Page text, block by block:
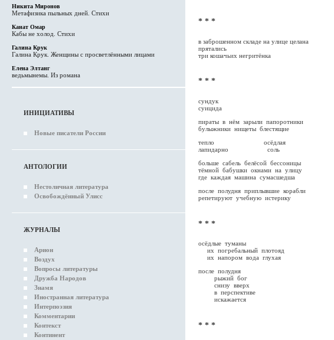
Никита Миронов
Метафизика пыльных дней. Стихи
Канат Омар
Кабы не холод. Стихи
Галина Крук
Галина Крук. Женщины с просветлёнными лицами
Елена Элтанг
ведьмынемы. Из романа
ИНИЦИАТИВЫ
Новые писатели России
АНТОЛОГИИ
Нестоличная литература
Освобождённый Улисс
ЖУРНАЛЫ
Арион
Воздух
Вопросы литературы
Дружба Народов
Знамя
Иностранная литература
Интерпоэзия
Комментарии
Контекст
Континент
* * *
в заброшенном складе на улице целана
прятались
три кошачьих негритёнка
* * *
сундук
суицида
пираты в нём зарыли папоротники
булыжники нищеты блестящие
тепло осёдлая
лапидарно соль
больше сабель белёсой бессоницы
тёмной бабушки окнами на улицу
где каждая машина сумасшедша
после полудня приплывшие корабли
репетируют учебную истерику
* * *
осёдлые туманы
их погребальный плотояд
их напором вода глухая
после полудня
рыжий бог
снизу вверх
в перспективе
искажается
* * *